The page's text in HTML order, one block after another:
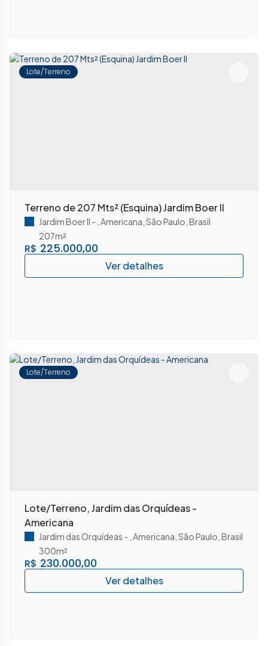
Lote/Terreno
Terreno de 207 Mts² (Esquina) Jardim Boer II
R$ 225.000,00
Jardim Boer II Americana São Paulo Brasil
207m²
Lote/Terreno
Lote/Terreno, Jardim das Orquídeas -
Americana
R$ 230.000,00
Jardim das Orquídeas Americana São Paulo Brasil
300m²